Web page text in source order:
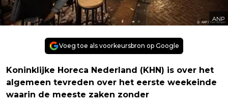
ANP
Voeg toe als voorkeursbron op Google
Koninklijke Horeca Nederland (KHN) is over het
algemeen tevreden over het eerste weekeinde
waarin de meeste zaken zonder